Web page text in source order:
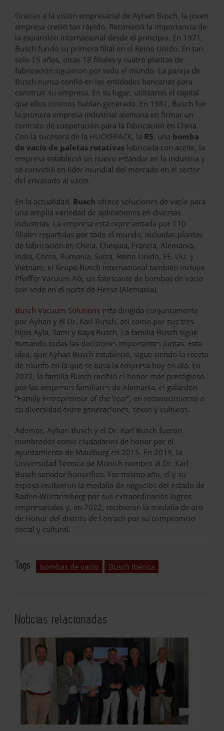
Gracias a la visión empresarial de Ayhan Busch, la joven
empresa creció tan rápido. Reconoció la importancia de
la expansión internacional desde el principio. En 1971,
Busch fundó su primera filial en el Reino Unido. En tan
solo 15 años, otras 18 filiales y cuatro plantas de
fabricación siguieron por todo el mundo. La pareja de
Busch nunca confió en las entidades bancarias para
construir su empresa. En su lugar, utilizaron el capital
que ellos mismos habían generado. En 1981, Busch fue
la primera empresa industrial alemana en firmar un
contrato de cooperación para la fabricación en China.
Con la sucesora de la HUCKEPACK, la R5, una bomba
de vacío de paletas rotativas lubricada con aceite, la
empresa estableció un nuevo estándar en la industria y
se convirtió en líder mundial del mercado en el sector
del envasado al vacío.
En la actualidad, Busch ofrece soluciones de vacío para
una amplia variedad de aplicaciones en diversas
industrias. La empresa está representada por 110
filiales repartidas por todo el mundo, incluidas plantas
de fabricación en China, Chequia, Francia, Alemania,
India, Corea, Rumanía, Suiza, Reino Unido, EE. UU. y
Vietnam. El Grupo Busch internacional también incluye
Pfeiffer Vacuum AG, un fabricante de bombas de vacío
con sede en el norte de Hesse (Alemania).
Busch Vacuum Solutions está dirigida conjuntamente
por Ayhan y el Dr. Karl Busch, así como por sus tres
hijos Ayla, Sami y Kaya Busch. La familia Busch sigue
tomando todas las decisiones importantes juntas. Esta
idea, que Ayhan Busch estableció, sigue siendo la receta
de triunfo en la que se basa la empresa hoy en día. En
2022, la familia Busch recibió el honor más prestigioso
por las empresas familiares de Alemania, el galardón
“Family Entrepreneur of the Year”, en reconocimiento a
su diversidad entre generaciones, sexos y culturas.
Además, Ayhan Busch y el Dr. Karl Busch fueron
nombrados como ciudadanos de honor por el
ayuntamiento de Maulburg en 2015. En 2019, la
Universidad Técnica de Múnich nombró al Dr. Karl
Busch senador honorífico. Ese mismo año, él y su
esposa recibieron la medalla de negocios del estado de
Baden-Württemberg por sus extraordinarios logros
empresariales y, en 2022, recibieron la medalla de oro
de Honor del distrito de Lörrach por su compromiso
social y cultural.
Tags: bombas de vacío Busch Ibérica
Noticias relacionadas